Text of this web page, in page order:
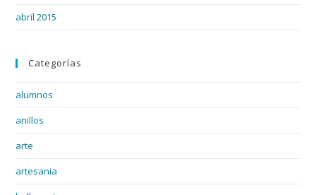
abril 2015
Categorías
alumnos
anillos
arte
artesania